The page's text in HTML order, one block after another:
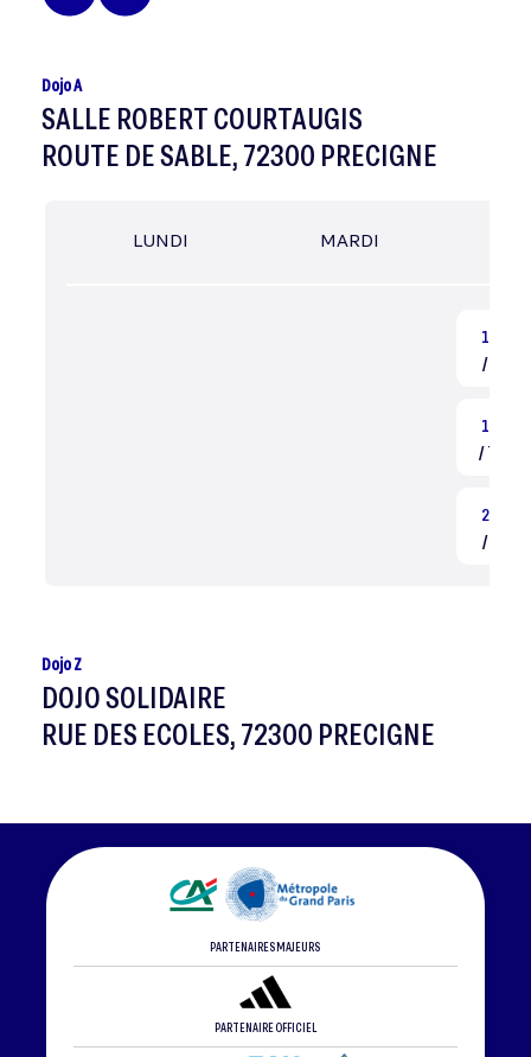
Dojo A
SALLE ROBERT COURTAUGIS
ROUTE DE SABLE, 72300 PRECIGNE
LUNDI MARDI
17:45
/ Judo
19:15
/ Taïso
20:15
/ Judo
Dojo Z
DOJO SOLIDAIRE
RUE DES ECOLES, 72300 PRECIGNE
PARTENAIRES MAJEURS
PARTENAIRE OFFICIEL